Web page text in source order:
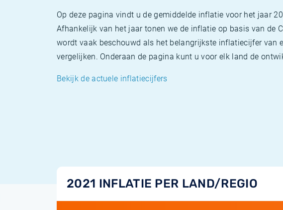
Op deze pagina vindt u de gemiddelde inflatie voor het jaar
Afhankelijk van het jaar tonen we de inflatie op basis van de
wordt vaak beschouwd als het belangrijkste inflatiecijfer van
vergelijken. Onderaan de pagina kunt u voor elk land de
Bekijk de actuele inflatiecijfers
2021 INFLATIE PER LAND/REGIO